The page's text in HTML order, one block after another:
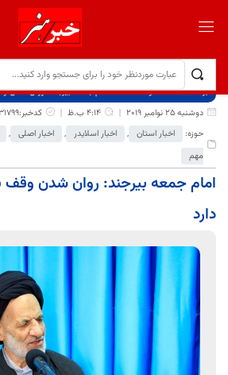
برگ نخست نوشته‌ها
امام جمعه بیرجند: روان شدن
دوشنبه 25 نوامبر 2019
4:14 ب.ظ
کدخبر:31799
حوزه:
اخبار استان , اخبار اسلایدر , اخبار اصلی ,
مهم
امام جمعه بیرجند: روان شدن وقف
دارد